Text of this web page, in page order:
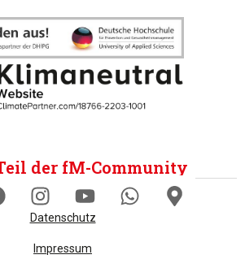
der fM-Community
Datenschutz
Impressum